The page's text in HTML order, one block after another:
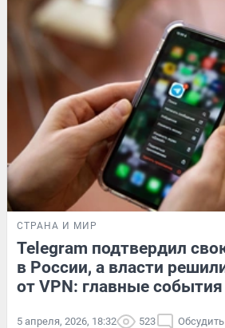
СТРАНА И МИР
Telegram подтвердил
в России, а власти
от VPN: главные
5 апреля, 2026, 18:32 523 Обсудить